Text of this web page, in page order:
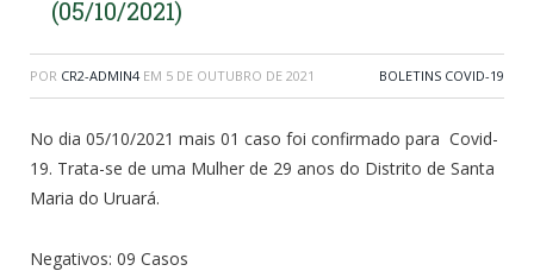
(05/10/2021)
POR CR2-ADMIN4 EM 5 DE OUTUBRO DE 2021 BOLETINS COVID-19
No dia 05/10/2021 mais 01 caso foi confirmado para Covid-
19. Trata-se de uma Mulher de 29 anos do Distrito de Santa
Maria do Uruará.
Negativos: 09 Casos